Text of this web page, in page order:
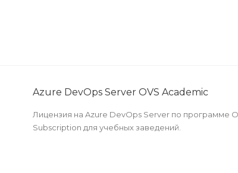
Azure DevOps Server OVS Academic
Лицензия на Azure DevOps Server по программе
Subscription для учебных заведений.